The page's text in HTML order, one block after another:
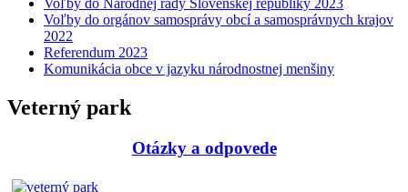
Voľby do Národnej rady Slovenskej republiky 2023
Voľby do orgánov samosprávy obcí a samosprávnych krajov
2022
Referendum 2023
Komunikácia obce v jazyku národnostnej menšiny
Veterný park
Otázky a odpovede